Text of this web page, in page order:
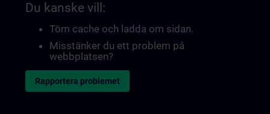
Du kanske vill:
Töm cache och ladda om sidan.
Misstänker du ett problem på
webbplatsen?
Rapportera problemet